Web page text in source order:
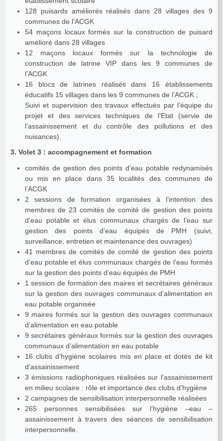
128 puisards améliorés réalisés dans 28 villages des 9
communes de l’ACGK
54 maçons locaux formés sur la construction de puisard
amélioré dans 28 villages
12 maçons locaux formés sur la technologie de
construction de latrine VIP dans les 9 communes de
l’ACGK
16 blocs de latrines réalisés dans 16 établissements
éducatifs 15 villages dans les 9 communes de l’ACGK ;
Suivi et supervision des travaux effectués par l’équipe du
projet et des services techniques de l’Etat (servie de
l’assainissement et du contrôle des pollutions et des
nuisances).
3. Volet 3 : accompagnement et formation
comités de gestion des points d’eau potable redynamisés
ou mis en place dans 35 localités des communes de
l’ACGK
2 sessions de formation organisées à l’intention des
membres de 23 comités de comité de gestion des points
d’eau potable et élus communaux chargés de l’eau sur
gestion des points d’eau équipés de PMH (suivi,
surveillance, entretien et maintenance des ouvrages)
41 membres de comités de comité de gestion des points
d’eau potable et élus communaux chargés de l’eau formés
sur la gestion des points d’eau équipés de PMH
1 session de formation des maires et secrétaires généraux
sur la gestion des ouvrages communaux d’alimentation en
eau potable organisée
9 maires formés sur la gestion des ouvrages communaux
d’alimentation en eau potable
9 secrétaires généraux formés sur la gestion des ouvrages
communaux d’alimentation en eau potable
16 clubs d’hygiène scolaires mis en place et dotés de kit
d’assainissement
3 émissions radiophoniques réalisées sur l’assainissement
en milieu scolaire : rôle et importance des clubs d’hygiène
2 campagnes de sensibilisation interpersonnelle réalisées
265 personnes sensibilisées sur l’hygiène –eau –
assainissement à travers des séances de sensibilisation
interpersonnelle.